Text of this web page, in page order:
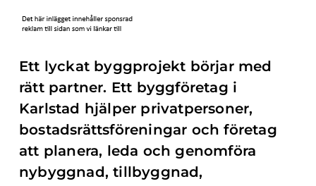
Ett lyckat byggprojekt börjar med
rätt partner. Ett byggföretag i
Karlstad hjälper privatpersoner,
bostadsrättsföreningar och företag
att planera, leda och genomföra
nybyggnad, tillbyggnad,